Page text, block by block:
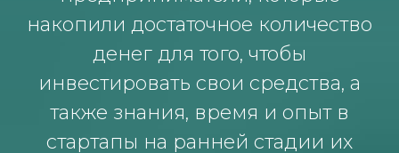
накопили достаточное количество
денег для того, чтобы
инвестировать свои средства, а
также знания, время и опыт в
стартапы на ранней стадии их